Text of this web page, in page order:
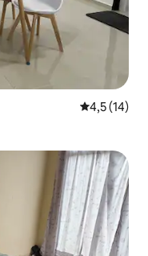
Évaluation
4,5 (14)